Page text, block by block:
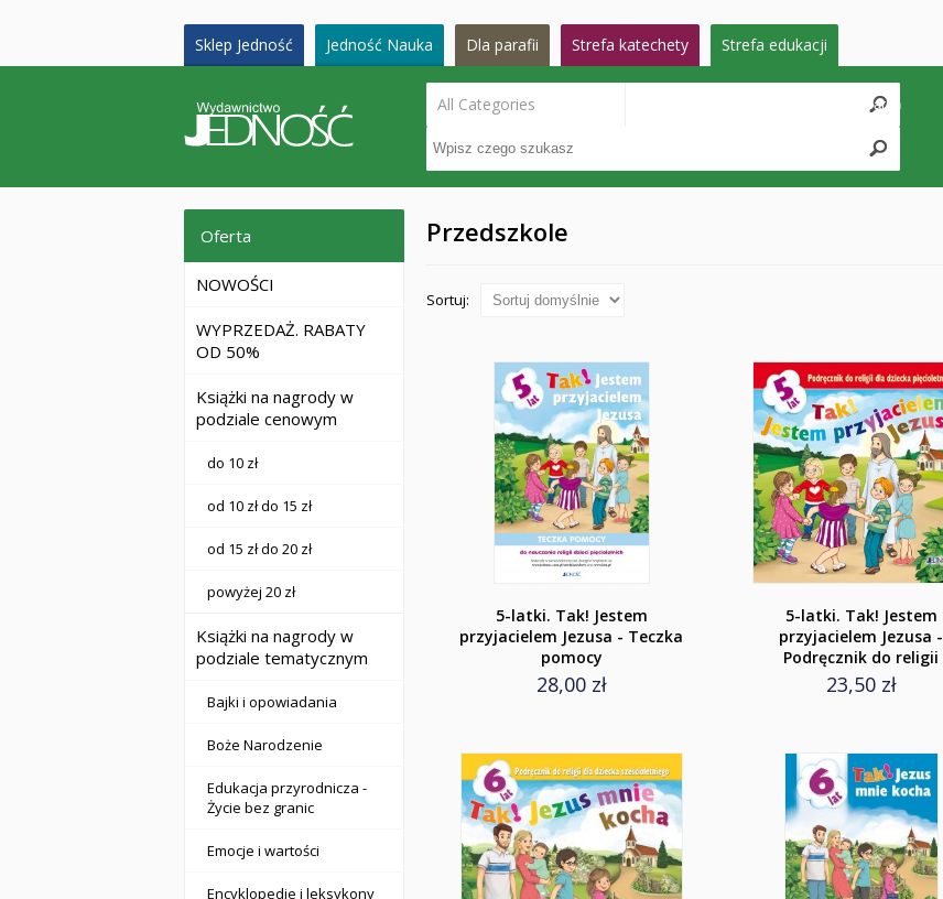
Sklep Jedność Jedność Nauka Dla parafii Strefa katechety Strefa edukacji
All Categories Search
Oferta
NOWOŚCI
WYPRZEDAŻ. RABATY
OD 50%
Książki na nagrody w
podziale cenowym
do 10 zł
od 10 zł do 15 zł
od 15 zł do 20 zł
powyżej 20 zł
Książki na nagrody w
podziale tematycznym
Bajki i opowiadania
Boże Narodzenie
Edukacja przyrodnicza -
Życie bez granic
Emocje i wartości
Encyklopedie i leksykony
Przedszkole
Sortuj:
5-latki. Tak! Jestem
przyjacielem Jezusa - Teczka
pomocy
28,00 zł
5-latki. Tak! Jestem
przyjacielem Jezusa -
Podręcznik do religii
23,50 zł